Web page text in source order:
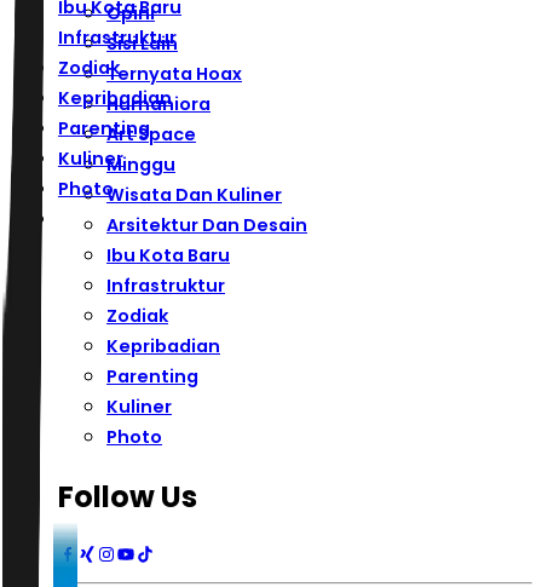
Ibu Kota Baru
Infrastruktur
Zodiak
Kepribadian
Parenting
Kuliner
Photo
Opini
Sisi Lain
Ternyata Hoax
Humaniora
Art Space
Minggu
Wisata Dan Kuliner
Arsitektur Dan Desain
Ibu Kota Baru
Infrastruktur
Zodiak
Kepribadian
Parenting
Kuliner
Photo
Follow Us